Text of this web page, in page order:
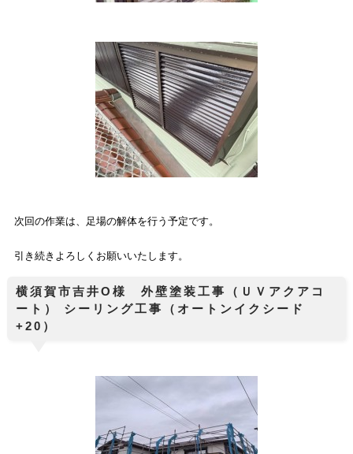
次回の作業は、足場の解体を行う予定です。
引き続きよろしくお願いいたします。
横須賀市吉井O様 外壁塗装工事（ＵＶアクアコ
ート） シーリング工事（オートンイクシード
+20）